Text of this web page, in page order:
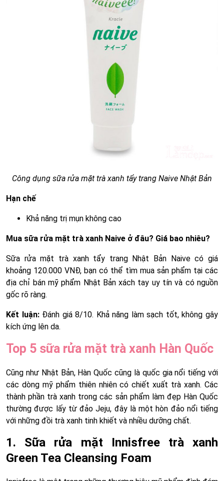
Công dụng sữa rửa mặt trà xanh tẩy trang Naive Nhật Bản
Hạn chế
Khả năng trị mụn không cao
Mua sữa rửa mặt trà xanh Naive ở đâu? Giá bao nhiêu?
Sữa rửa mặt trà xanh tẩy trang Nhật Bản Naive có giá
khoảng 120.000 VNĐ, bạn có thể tìm mua sản phẩm tại các
địa chỉ bán mỹ phẩm Nhật Bản xách tay uy tín và có nguồn
gốc rõ ràng.
Kết luận: Đánh giá 8/10. Khả năng làm sạch tốt, không gây
kích ứng lên da.
Top 5 sữa rửa mặt trà xanh Hàn Quốc
Cũng như Nhật Bản, Hàn Quốc cũng là quốc gia nổi tiếng với
các dòng mỹ phẩm thiên nhiên có chiết xuất trà xanh. Các
thành phần trà xanh trong các sản phẩm làm đẹp Hàn Quốc
thường được lấy từ đảo Jeju, đây là một hòn đảo nổi tiếng
với những đồi trà xanh tinh khiết và nhiều dưỡng chất.
1. Sữa rửa mặt Innisfree trà xanh
Green Tea Cleansing Foam